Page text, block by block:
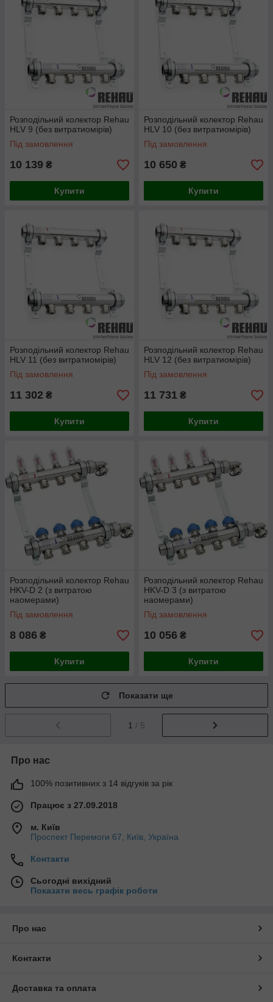
Розподільний колектор Rehau
HLV 9 (без витратиомірів)
Під замовлення
10 139 ₴
Купити
Розподільний колектор Rehau
HLV 10 (без витратиомірів)
Під замовлення
10 650 ₴
Купити
Розподільний колектор Rehau
HLV 11 (без витратиомірів)
Під замовлення
11 302 ₴
Купити
Розподільний колектор Rehau
HLV 12 (без витратиомірів)
Під замовлення
11 731 ₴
Купити
Розподільний колектор Rehau
HKV-D 2 (з витратою
наомерами)
Під замовлення
8 086 ₴
Купити
Розподільний колектор Rehau
HKV-D 3 (з витратою
наомерами)
Під замовлення
10 056 ₴
Купити
Показати ще
1 / 5
Про нас
100% позитивних з 14 відгуків за рік
Працює з 27.09.2018
м. Київ
Проспект Перемоги 67, Київ, Україна
Контакти
Сьогодні вихідний
Показати весь графік роботи
Про нас
Контакти
Доставка та оплата